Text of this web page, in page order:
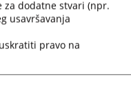
se trebaju ohrabriti
za dodatne stvari (npr.
usavršavanja
pravo na